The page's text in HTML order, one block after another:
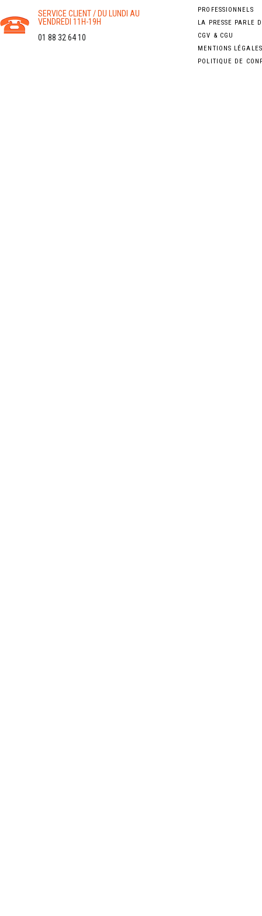
SERVICE CLIENT / DU LUNDI AU
VENDREDI 11H-19H
01 88 32 64 10
PROFESSIONNELS
LA PRESSE PARLE
CGV & CGU
MENTIONS LÉGALES
POLITIQUE DE